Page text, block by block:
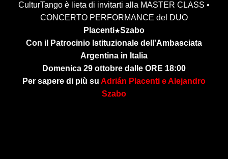
CulturTango è lieta di invitarti alla MASTER CLASS •
CONCERTO PERFORMANCE del DUO
Placenti★Szabo
Con il Patrocinio Istituzionale dell'Ambasciata
Argentina in Italia
Domenica 29 ottobre dalle ORE 18:00
Per sapere di più su Adrián Placenti e Alejandro
Szabo